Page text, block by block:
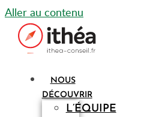
Aller au contenu
NOUS
DÉCOUVRIR
L’ÉQUIPE